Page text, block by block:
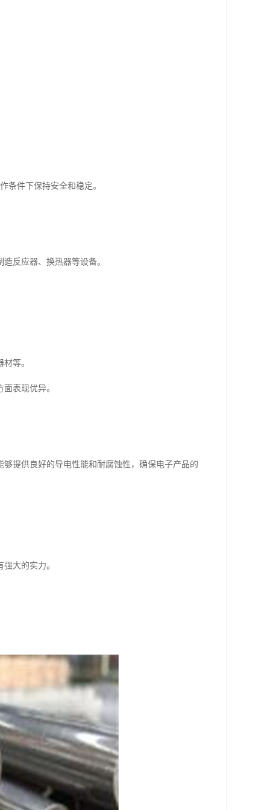
条件下保持安全和稳定。
反应器、换热器等设备。
等。
表现优异。
提供良好的导电性能和耐腐蚀性，确保电子产品的
大的实力。